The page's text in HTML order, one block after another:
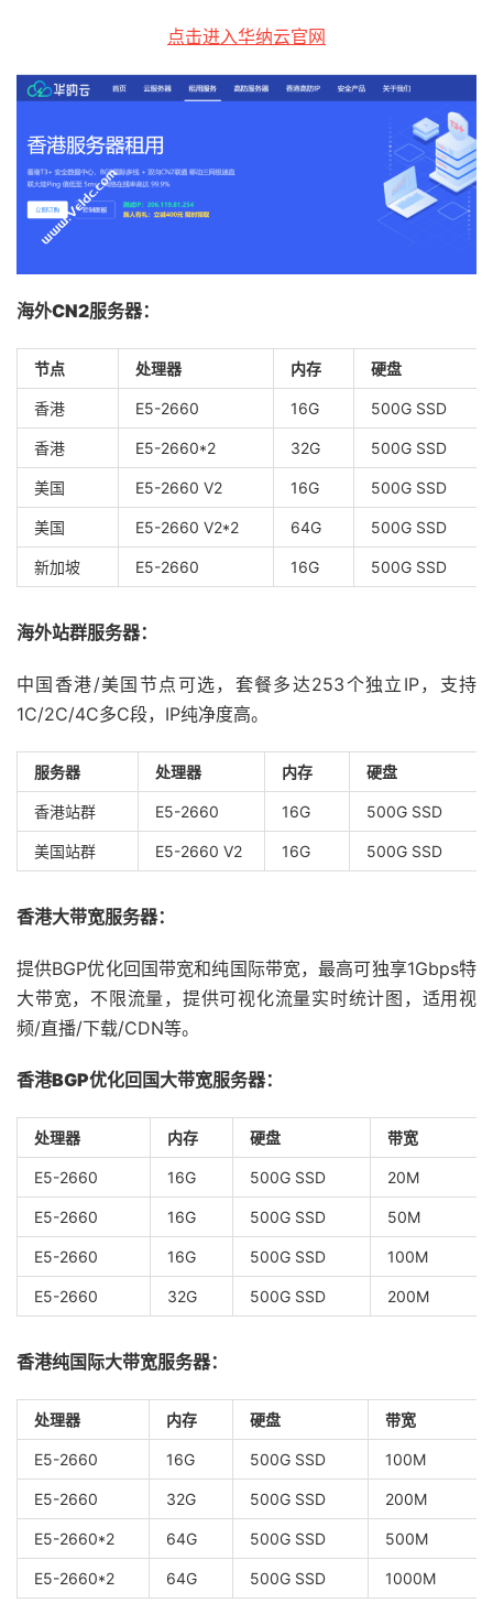
点击进入华纳云官网
海外CN2服务器：
节点 处理器 内存 硬盘
香港 E5-2660 16G 500G SSD
香港 E5-2660*2 32G 500G SSD
美国 E5-2660 V2 16G 500G SSD
美国 E5-2660 V2*2 64G 500G SSD
新加坡 E5-2660 16G 500G SSD
海外站群服务器：
中国香港/美国节点可选，套餐多达253个独立IP，支持
1C/2C/4C多C段，IP纯净度高。
服务器 处理器 内存 硬盘
香港站群 E5-2660 16G 500G SSD
美国站群 E5-2660 V2 16G 500G SSD
香港大带宽服务器：
提供BGP优化回国带宽和纯国际带宽，最高可独享1Gbps特
大带宽，不限流量，提供可视化流量实时统计图，适用视
频/直播/下载/CDN等。
香港BGP优化回国大带宽服务器：
处理器 内存 硬盘 带宽
E5-2660 16G 500G SSD 20M
E5-2660 16G 500G SSD 50M
E5-2660 16G 500G SSD 100M
E5-2660 32G 500G SSD 200M
香港纯国际大带宽服务器：
处理器 内存 硬盘 带宽
E5-2660 16G 500G SSD 100M
E5-2660 32G 500G SSD 200M
E5-2660*2 64G 500G SSD 500M
E5-2660*2 64G 500G SSD 1000M